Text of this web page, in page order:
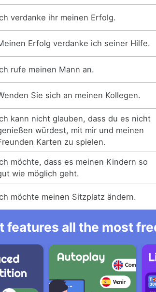
verdanke ihr meinen Erfolg.
Erfolg verdanke ich seiner Hilfe.
rufe meinen Mann an.
Sie sich an meinen Kollegen.
kann nicht glauben, dass du es nicht
würdest, mit mir und meinen
Karten zu spielen.
möchte, dass es meinen Kindern so
wie möglich geht.
möchte meinen Sitzplatz ändern.
features all the most